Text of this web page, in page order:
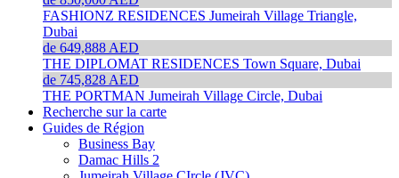
FASHIONZ RESIDENCES Jumeirah Village Triangle,
Dubai
de 649,888 AED
THE DIPLOMAT RESIDENCES Town Square, Dubai
de 745,828 AED
THE PORTMAN Jumeirah Village Circle, Dubai
Recherche sur la carte
Guides de Région
Business Bay
Damac Hills 2